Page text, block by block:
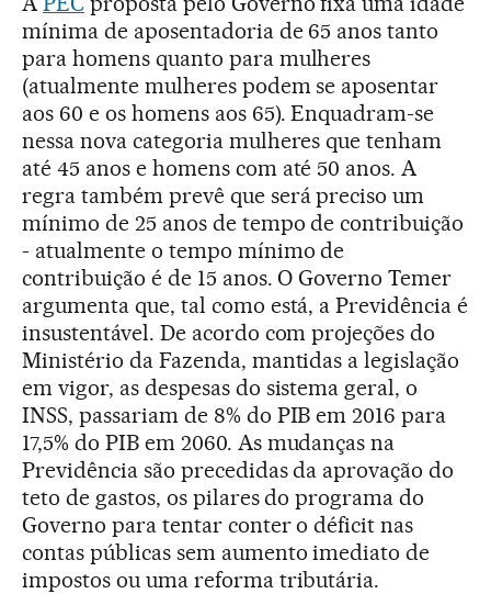
mínima de aposentadoria de 65 anos tanto
para homens quanto para mulheres
(atualmente mulheres podem se aposentar
aos 60 e os homens aos 65). Enquadram-se
nessa nova categoria mulheres que tenham
até 45 anos e homens com até 50 anos. A
regra também prevê que será preciso um
mínimo de 25 anos de tempo de contribuição
- atualmente o tempo mínimo de
contribuição é de 15 anos. O Governo Temer
argumenta que, tal como está, a Previdência é
insustentável. De acordo com projeções do
Ministério da Fazenda, mantidas a legislação
em vigor, as despesas do sistema geral, o
INSS, passariam de 8% do PIB em 2016 para
17,5% do PIB em 2060. As mudanças na
Previdência são precedidas da aprovação do
teto de gastos, os pilares do programa do
Governo para tentar conter o déficit nas
contas públicas sem aumento imediato de
impostos ou uma reforma tributária.